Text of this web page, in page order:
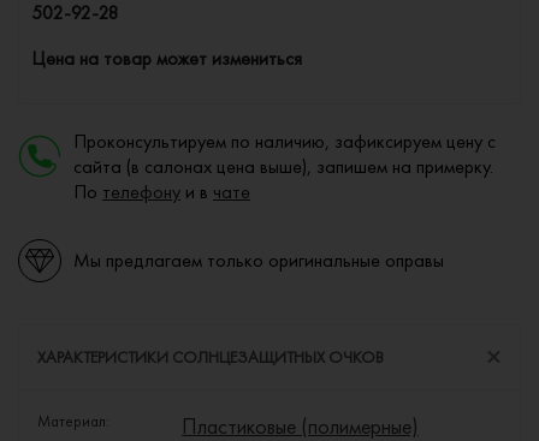
502-92-28
Цена на товар может измениться
Проконсультируем по наличию, зафиксируем цену с
сайта (в салонах цена выше), запишем на примерку.
По телефону и в чате
Мы предлагаем только оригинальные оправы
ХАРАКТЕРИСТИКИ СОЛНЦЕЗАЩИТНЫХ ОЧКОВ
Материал: Пластиковые (полимерные)